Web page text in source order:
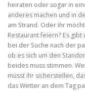
heiraten oder sogar in
anderes machen und in
am Strand. Oder ihr
Restaurant feiern? Es
bei der Suche nach der
ob es sich um den
beides muss stimmen.
müsst ihr sicherstellen,
das Wetter an dem Tag